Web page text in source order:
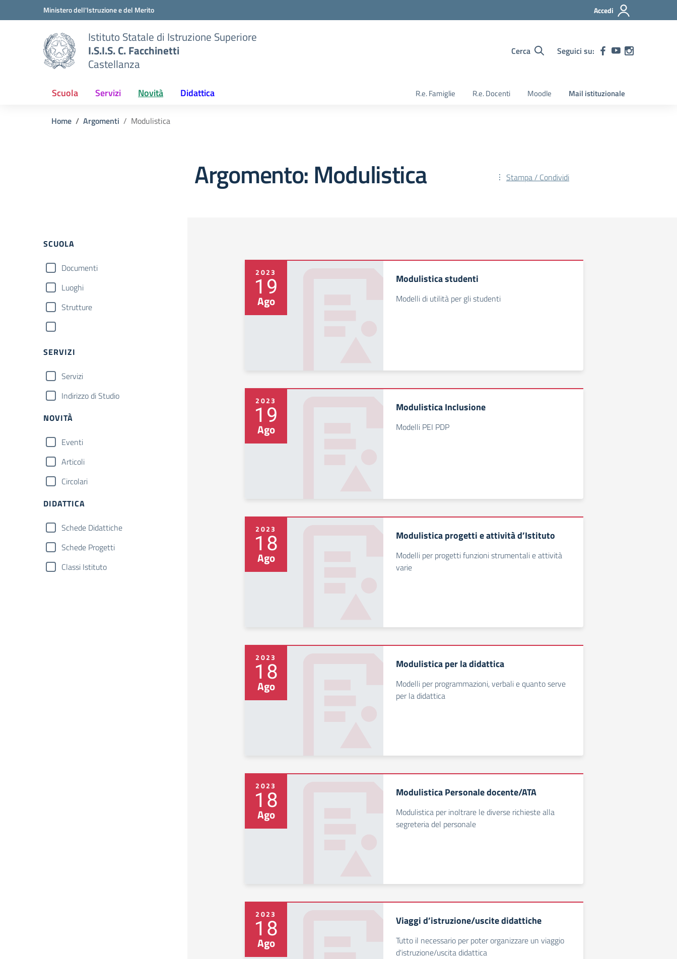
Vai ai contenuti
Vai al menu di navigazioneMinistero dell'Istruzione e del Merito Accedi
Istituto Statale di Istruzione Superiore
I.S.I.S. C. Facchinetti
Castellanza
Cerca Seguici su:
Scuola Servizi Novità Didattica R.e. Famiglie R.e. Docenti Moodle Mail istituzionale
Home Argomenti Modulistica
Argomento: Modulistica Stampa / Condividi
SCUOLA
Documenti
Luoghi
Strutture
SERVIZI
Servizi
Indirizzo di Studio
NOVITÀ
Eventi
Articoli
Circolari
DIDATTICA
Schede Didattiche
Schede Progetti
Classi Istituto
2023
19
Ago
Modulistica studenti
Modelli di utilità per gli studenti
2023
19
Ago
Modulistica Inclusione
Modelli PEI PDP
2023
18
Ago
Modulistica progetti e attività d’Istituto
Modelli per progetti funzioni strumentali e attività
varie
2023
18
Ago
Modulistica per la didattica
Modelli per programmazioni, verbali e quanto serve
per la didattica
2023
18
Ago
Modulistica Personale docente/ATA
Modulistica per inoltrare le diverse richieste alla
segreteria del personale
2023
18
Ago
Viaggi d’istruzione/uscite didattiche
Tutto il necessario per poter organizzare un viaggio
d'istruzione/uscita didattica